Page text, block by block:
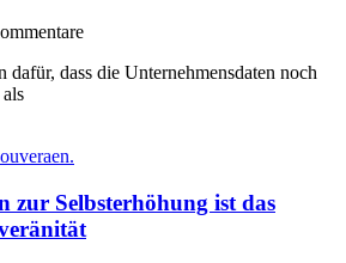
dafür, dass die Unternehmensdaten noch
zur Selbsterhöhung ist das